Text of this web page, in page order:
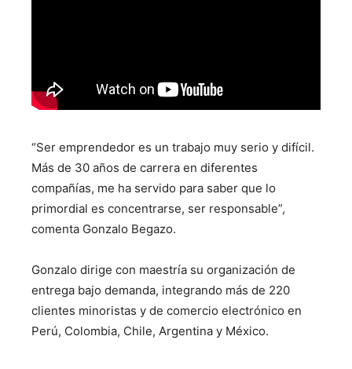
“Ser emprendedor es un trabajo muy serio y difícil.
Más de 30 años de carrera en diferentes
compañías, me ha servido para saber que lo
primordial es concentrarse, ser responsable”,
comenta Gonzalo Begazo.
Gonzalo dirige con maestría su organización de
entrega bajo demanda, integrando más de 220
clientes minoristas y de comercio electrónico en
Perú, Colombia, Chile, Argentina y México.